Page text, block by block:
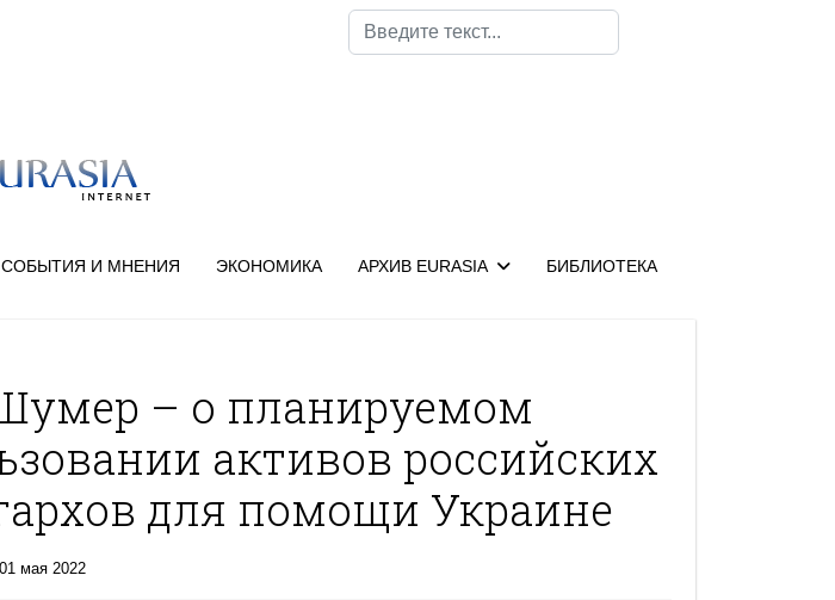
Поиск
СОБЫТИЯ И МНЕНИЯ ЭКОНОМИКА АРХИВ EURASIA БИБЛИОТЕКА
– о планируемом
активов российских
для помощи Украине
01 мая 2022